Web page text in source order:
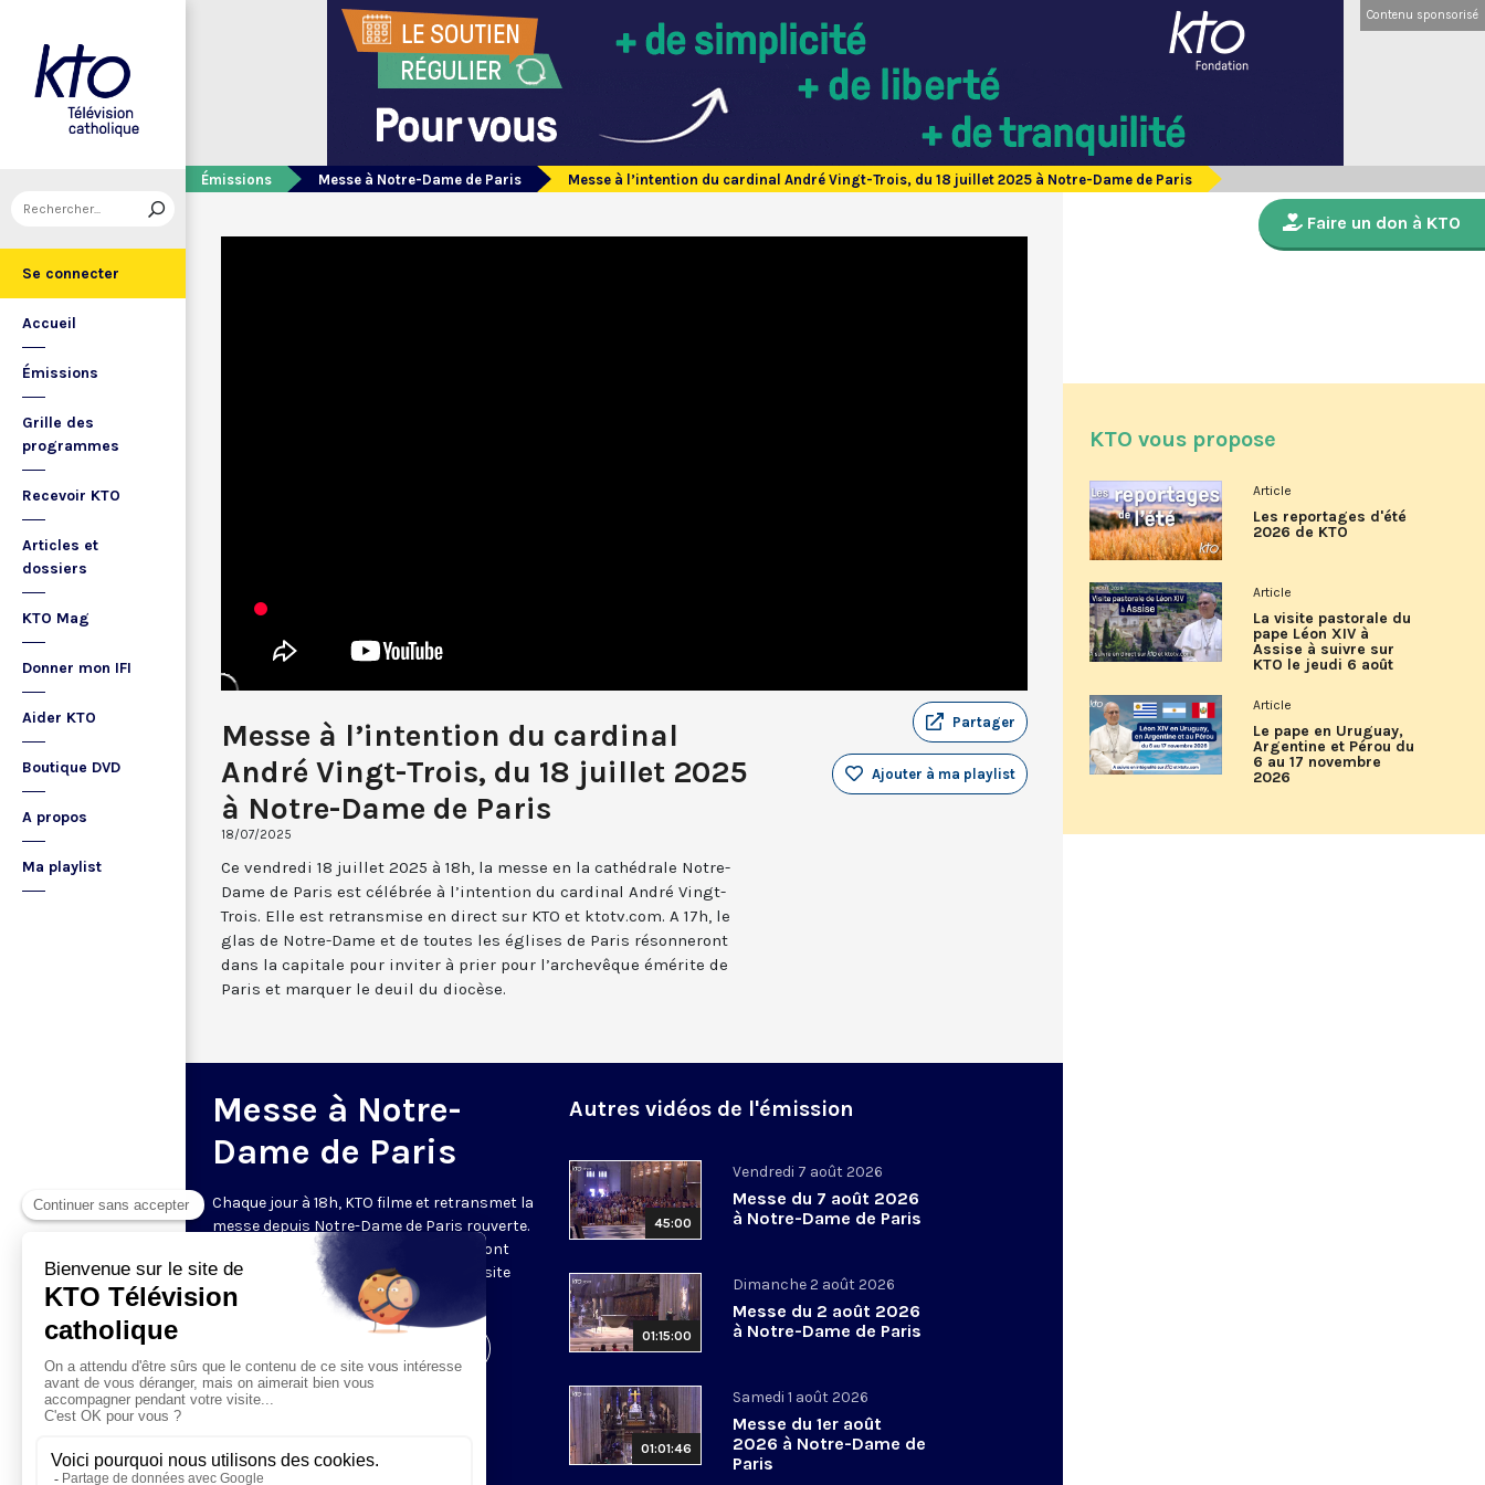
Se connecter
Accueil
Émissions
Grille des
programmes
Recevoir KTO
Articles et
dossiers
KTO Mag
Donner mon IFI
Aider KTO
Boutique DVD
A propos
Ma playlist
Contenu sponsorisé
Émissions Messe à Notre-Dame de Paris Messe à l’intention du cardinal André Vingt-Trois, du 18 juillet 2025 à Notre-Dame de Paris
Messe à l’intention du cardinal
André Vingt-Trois, du 18 juillet 2025
à Notre-Dame de Paris
18/07/2025
Partager
Ajouter à ma playlist
Ce vendredi 18 juillet 2025 à 18h, la messe en la cathédrale Notre-
Dame de Paris est célébrée à l’intention du cardinal André Vingt-
Trois. Elle est retransmise en direct sur KTO et ktotv.com. A 17h, le
glas de Notre-Dame et de toutes les églises de Paris résonneront
dans la capitale pour inviter à prier pour l’archevêque émérite de
Paris et marquer le deuil du diocèse.
Messe à Notre-
Dame de Paris
Chaque jour à 18h, KTO filme et retransmet la
messe depuis Notre-Dame de Paris rouverte.
Les textes des Vêpres et de la messe sont
presque toujours ceux qu’indiquent le site
www.aelf.org
Autres vidéos de l'émission
45:00
Vendredi 7 août 2026
Messe du 7 août 2026
à Notre-Dame de Paris
01:15:00
Dimanche 2 août 2026
Messe du 2 août 2026
à Notre-Dame de Paris
01:01:46
Samedi 1 août 2026
Messe du 1er août
2026 à Notre-Dame de
Paris
Faire un don à KTO
KTO vous propose
Article
Les reportages d'été
2026 de KTO
Article
La visite pastorale du
pape Léon XIV à
Assise à suivre sur
KTO le jeudi 6 août
Article
Le pape en Uruguay,
Argentine et Pérou du
6 au 17 novembre
2026